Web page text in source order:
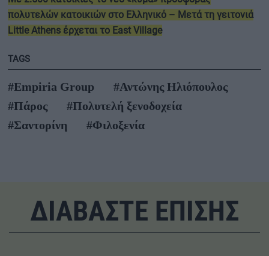
πολυτελών κατοικιών στο Ελληνικό – Μετά τη γειτονιά
Little Athens έρχεται το East Village
TAGS
#Empiria Group
#Αντώνης Ηλιόπουλος
#Πάρος
#Πολυτελή ξενοδοχεία
#Σαντορίνη
#Φιλοξενία
ΔΙΑΒΑΣΤΕ ΕΠΙΣΗΣ